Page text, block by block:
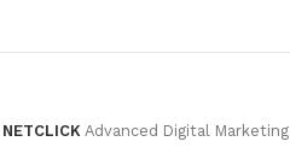
NETCLICK Advanced Digital Marketing